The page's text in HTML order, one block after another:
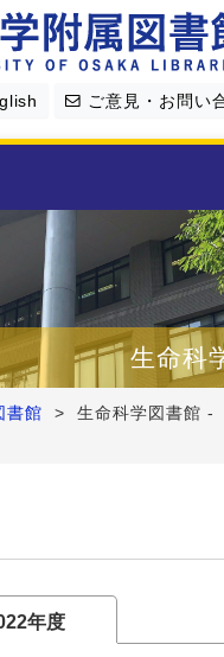
ご意見・お問い
書館 >
生命科学図書館 -
生命科
年度